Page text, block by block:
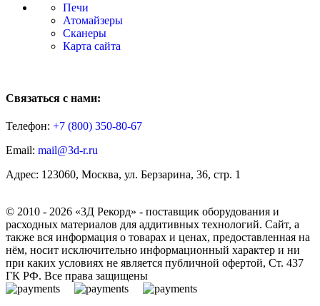
Печи
Атомайзеры
Сканеры
Карта сайта
Связаться с нами:
Телефон: +7 (800) 350-80-67
Email: mail@3d-r.ru
Адрес: 123060, Москва, ул. Берзарина, 36, стр. 1
© 2010 - 2026 «3Д Рекорд» - поставщик оборудования и
расходных материалов для аддитивных технологий. Сайт, а
также вся информация о товарах и ценах, предоставленная на
нём, носит исключительно информационный характер и ни
при каких условиях не является публичной офертой, Ст. 437
ГК РФ. Все права защищены